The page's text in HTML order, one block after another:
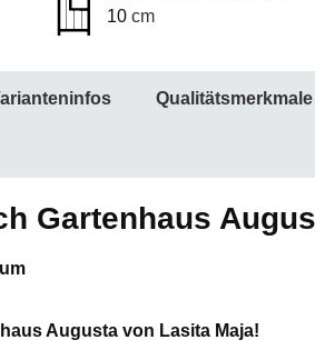
10 cm
Qualitätsmerkmale
Gartenhaus
Augusta von Lasita Maja!